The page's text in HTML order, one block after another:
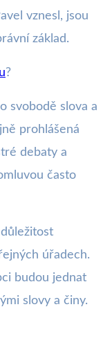
vznesl, jsou
základ.
?
svobodě slova a
prohlášená
debaty a
často
úřadech.
budou jednat
slovy a činy.